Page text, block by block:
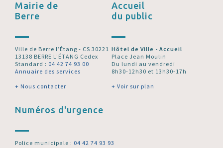
Mairie de
Berre
Ville de Berre l’Étang - CS 30221
13138 BERRE L'ÉTANG Cedex
Standard : 04 42 74 93 00
Annuaire des services
+ Nous contacter
Accueil
du public
Hôtel de Ville - Accueil
Place Jean Moulin
Du lundi au vendredi
8h30-12h30 et 13h30-17h
+ Voir sur plan
Numéros d'urgence
Police municipale : 04 42 74 93 93